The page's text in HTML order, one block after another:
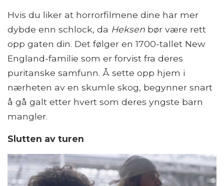
Hvis du liker at horrorfilmene dine har mer
dybde enn schlock, da Heksen bør være rett
opp gaten din. Det følger en 1700-tallet New
England-familie som er forvist fra deres
puritanske samfunn. Å sette opp hjem i
nærheten av en skumle skog, begynner snart
å gå galt etter hvert som deres yngste barn
mangler.
Slutten av turen